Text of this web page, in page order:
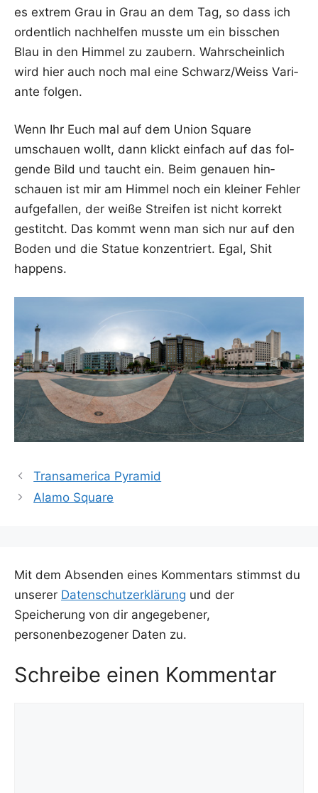
es extrem Grau in Grau an dem Tag, so dass ich
ordent­lich nach­hel­fen muss­te um ein biss­chen
Blau in den Him­mel zu zau­bern. Wahr­schein­lich
wird hier auch noch mal eine Schwarz/Weiss Vari­
an­te folgen.
Wenn Ihr Euch mal auf dem Uni­on Squa­re
umschau­en wollt, dann klickt ein­fach auf das fol­
gen­de Bild und taucht ein. Beim genau­en hin­
schau­en ist mir am Him­mel noch ein klei­ner Feh­ler
auf­ge­fal­len, der wei­ße Strei­fen ist nicht kor­rekt
gestitcht. Das kommt wenn man sich nur auf den
Boden und die Sta­tue kon­zen­triert. Egal, Shit
happens.
Transamerica Pyramid
Alamo Square
Mit dem Absenden eines Kommentars stimmst du
unserer Datenschutzerklärung und der
Speicherung von dir angegebener,
personenbezogener Daten zu.
Schreibe einen Kommentar